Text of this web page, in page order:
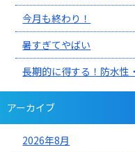
今月も終わり！
暑すぎてやばい
長期的に得する！防水性
アーカイブ
2026年8月